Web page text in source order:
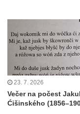
23. 7. 2026
Večer na počest
Ćišinského